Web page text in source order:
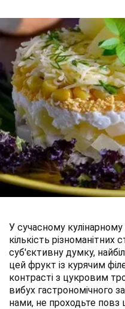
У сучасному кулінарному
кількість
суб'єктивну думку,
цей фрукт із курячим
контрасті з цукровим
вибух гастрономічного
нами, не проходьте повз